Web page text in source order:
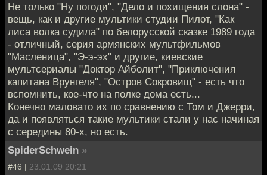
Не только "Ну погоди", "Дело и похищения слона" -
вещь, как и другие мультики студии Пилот, "Как
лиса волка судила" по белорусской сказке 1989 года
- отличный, серия армянских мультфильмов
"Масленица", "Э-э-эх" и другие, киевские
мультсериалы "Доктор Айболит", "Приключения
капитана Врунгеля", "Остров Сокровищ" - есть что
вспомнить, кое-что на полке дома есть...
Конечно маловато их по сравнению с Том и Джерри,
да и появляться такие мультики стали у нас начиная
с середины 80-х, но есть.
SpiderSchwein »
#46 | 23.01.09 20:21